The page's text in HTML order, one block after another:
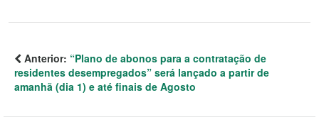
Anterior: “Plano de abonos para a contratação de
residentes desempregados” será lançado a partir de
amanhã (dia 1) e até finais de Agosto